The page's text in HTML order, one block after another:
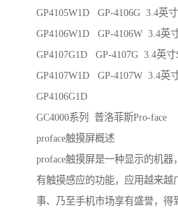
GP4105W1D GP-4106G 3.4英
GP4106W1D GP-4106W 3.4英
GP4107G1D GP-4107G 3.4英寸
GP4107W1D GP-4107W 3.4英
GP4106G1D
GC4000系列 普洛菲斯Pro-face
proface触摸屏概述
proface触摸屏是一种显示的机
有触摸感应的功能，应用越来越
事、乃至手机市场享有盛誉，得